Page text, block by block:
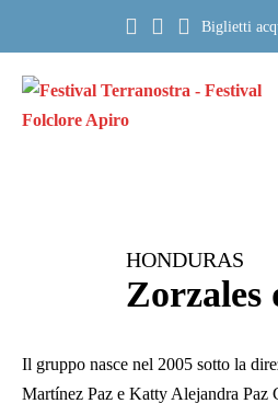
contenuto
Biglietti
HONDURAS
Zorzales
Il gruppo nasce nel 2005 sotto la
Martínez Paz e Katty Alejandra Paz